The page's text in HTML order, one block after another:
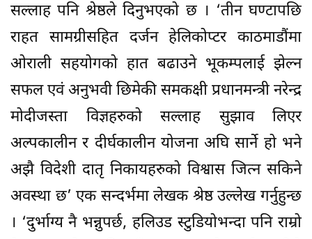
सल्लाह पनि श्रेष्ठले दिनुभएको छ । ‘तीन घण्टापछि
राहत सामग्रीसहित दर्जन हेलिकोप्टर काठमाडौंमा
ओराली सहयोगको हात बढाउने भूकम्पलाई झेल्न
सफल एवं अनुभवी छिमेकी समकक्षी प्रधानमन्त्री नरेन्द्र
मोदीजस्ता विज्ञहरुको सल्लाह सुझाव लिएर
अल्पकालीन र दीर्घकालीन योजना अघि सार्ने हो भने
अझै विदेशी दातृ निकायहरुको विश्वास जित्न सकिने
अवस्था छ’ एक सन्दर्भमा लेखक श्रेष्ठ उल्लेख गर्नुहुन्छ
। ‘दुर्भाग्य नै भन्नुपर्छ, हलिउड स्टुडियोभन्दा पनि राम्रो